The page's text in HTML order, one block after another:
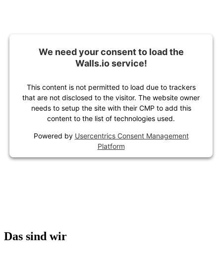
We need your consent to load the
Walls.io service!
This content is not permitted to load due to trackers
that are not disclosed to the visitor. The website owner
needs to setup the site with their CMP to add this
content to the list of technologies used.
Powered by Usercentrics Consent Management
Platform
Das sind wir